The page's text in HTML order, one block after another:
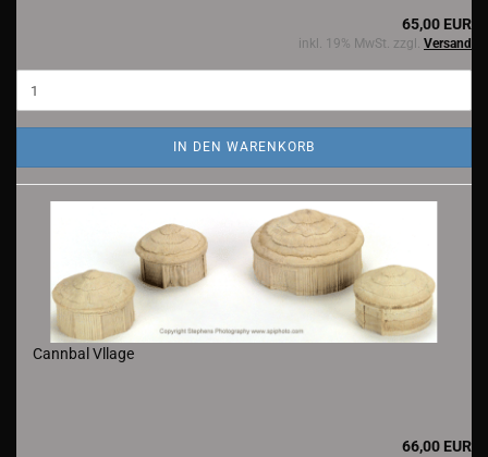
65,00 EUR
inkl. 19% MwSt. zzgl. Versand
IN DEN WARENKORB
Cannbal Vllage
66,00 EUR